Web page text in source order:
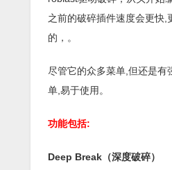
之前的破碎插件速度会更快,
的，。
尽管它的众多菜单,但还是有
单,易于使用。
功能包括:
Deep Break（深度破碎）